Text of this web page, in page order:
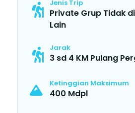
Jenis Trip
Private Grup Tidak
Lain
Jarak
3 sd 4 KM Pulang
Ketinggian Maksimum
400 Mdpl